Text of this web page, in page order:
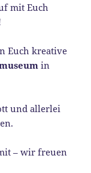
mit Euch
Euch kreative
in
und allerlei
– wir freuen